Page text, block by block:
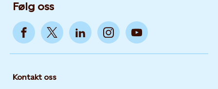
Følg oss
Kontakt oss